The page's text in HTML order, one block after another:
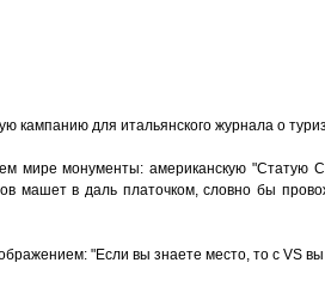
кампанию для итальянского журнала о
мире монументы: американскую "Статую
машет в даль платочком, словно бы
"Если вы знаете место, то с VS